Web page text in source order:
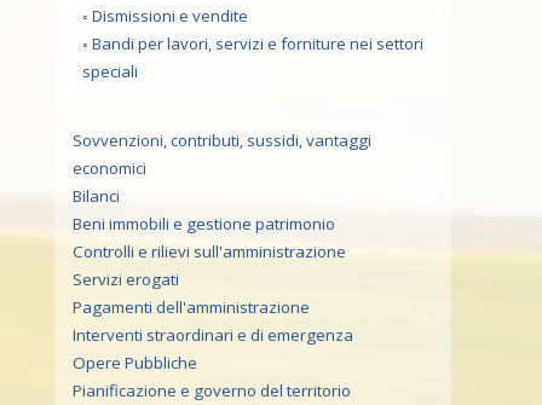
Dismissioni e vendite
Bandi per lavori, servizi e forniture nei settori
speciali
Sovvenzioni, contributi, sussidi, vantaggi
economici
Bilanci
Beni immobili e gestione patrimonio
Controlli e rilievi sull'amministrazione
Servizi erogati
Pagamenti dell'amministrazione
Interventi straordinari e di emergenza
Opere Pubbliche
Pianificazione e governo del territorio